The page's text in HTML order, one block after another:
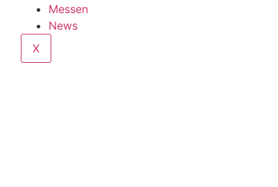
Messen
News
X